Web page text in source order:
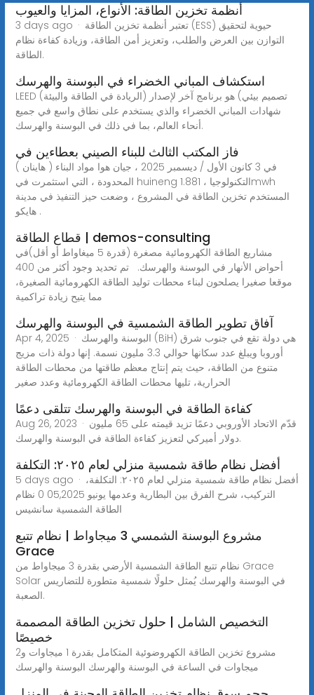
أنظمة تخزين الطاقة: الأنواع، المزايا والعيوب
3 days ago · تعتبر أنظمة تخزين الطاقة (ESS) حيوية لتحقيق
التوازن بين العرض والطلب، وتعزيز أمن الطاقة، وزيادة كفاءة نظام
الطاقة.
استكشاف المباني الخضراء في البوسنة والهرسك
LEED (الريادة في الطاقة والبيئة) تصميم بيئي) هو برنامج آخر لإصدار
شهادات المباني الخضراء والذي يستخدم على نطاق واسع في جميع
أنحاء العالم، بما في ذلك في البوسنة والهرسك.
فاز المكتب الثالث للبناء الصيني بعطاءين في
في 3 كانون الأول / ديسمبر 2025 ، جيان هوا مواد البناء ( هاينان )
المحدودة ، التي استثمرت في huineng التكنولوجيا ، 1.881mwh
المستخدم تخزين الطاقة في المشروع ، وضعت حيز التنفيذ في مدينة
هايكو .
قطاع الطاقة | demos-consulting
‏ مشاريع الطاقة الكهرومائية مصغرة (قدرة 5 ميغاواط أو أقل)‏‏في
أحواض الأنهار في البوسنة والهرسك. ‏‏ ‏‏ تم تحديد وجود أكثر من 400
موقعا صغيرا يصلحون لبناء محطات توليد الطاقة الكهرومائية الصغيرة،
مما يتيح زيادة تراكمية
آفاق تطوير الطاقة الشمسية في البوسنة والهرسك
Apr 4, 2025 · البوسنة والهرسك (BiH) هي دولة تقع في جنوب شرق
أوروبا ويبلغ عدد سكانها حوالي 3.3 مليون نسمة. إنها دولة ذات مزيج
متنوع من الطاقة، حيث يتم إنتاج معظم طاقتها من محطات الطاقة
الحرارية، تليها محطات الطاقة الكهرومائية وعدد صغير
كفاءة الطاقة في البوسنة والهرسك تتلقى دعمًا
Aug 26, 2023 · قدّم الاتحاد الأوروبي دعمًا تزيد قيمته على 65 مليون
دولار أميركي لتعزيز كفاءة الطاقة في البوسنة والهرسك.
أفضل نظام طاقة شمسية منزلي لعام ٢٠٢٥: التكلفة
5 days ago · أفضل نظام طاقة شمسية منزلي لعام ٢٠٢٥: التكلفة،
التركيب، شرح الفرق بين البطارية وعدمها يونيو 05,2025 0 نظام
الطاقة الشمسية سانشيس
مشروع البوسنة الشمسي 3 ميجاواط | نظام تتبع
Grace
نظام تتبع الطاقة الشمسية الأرضي بقدرة 3 ميجاواط من Grace
Solar في البوسنة والهرسك يُمثل حلولًا شمسية متطورة للتضاريس
الصعبة.
التخصيص الشامل | حلول تخزين الطاقة المصممة
خصيصًا
مشروع تخزين الطاقة الكهروضوئية المتكامل بقدرة 1 ميجاوات و2
ميجاوات في الساعة في البوسنة والهرسك البوسنة والهرسك